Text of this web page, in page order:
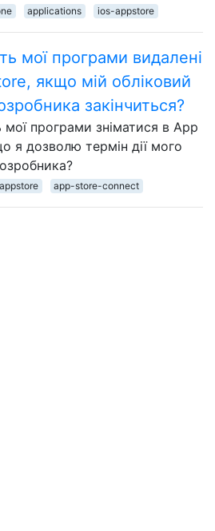
applications ios-appstore
мої програми видалені
якщо мій обліковий
закінчиться?
мої програми зніматися в App
я дозволю термін дії мого
app-store-connect